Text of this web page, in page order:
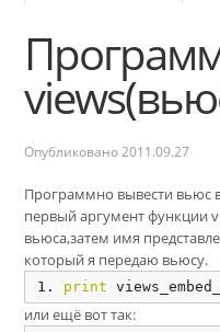
Опубликовано 2011.09.27
Программно вывести вьюс
первый аргумент функции
вьюса,затем имя
который я передаю вьюсу.
print
или ещё вот так: